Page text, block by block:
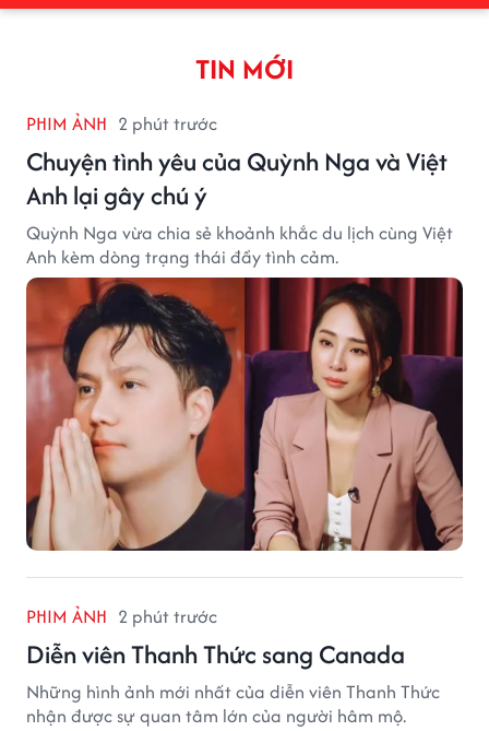
TIN MỚI
PHIM ẢNH 2 phút trước
Chuyện tình yêu của Quỳnh Nga và Việt
Anh lại gây chú ý
Quỳnh Nga vừa chia sẻ khoảnh khắc du lịch cùng Việt
Anh kèm dòng trạng thái đầy tình cảm.
PHIM ẢNH 2 phút trước
Diễn viên Thanh Thức sang Canada
Những hình ảnh mới nhất của diễn viên Thanh Thức
nhận được sự quan tâm lớn của người hâm mộ.